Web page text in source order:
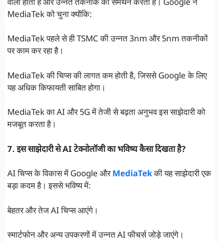
वाली होती हैं और उन्नत तकनीक का समर्थन करती हैं। Google ने
MediaTek को चुना क्योंकि:
MediaTek पहले से ही TSMC की उन्नत 3nm और 5nm तकनीकों
पर काम कर रहा है।
MediaTek की चिप्स की लागत कम होती है, जिससे Google के लिए
यह अधिक किफायती साबित होगा।
MediaTek का AI और 5G में तेजी से बढ़ता अनुभव इस साझेदारी को
मजबूत करता है।
7. इस साझेदारी से AI टेक्नोलॉजी का भविष्य कैसा दिखता है?
AI चिप्स के विकास में Google औरMediaTekकी यह साझेदारी एक
बड़ा कदम है। इससे भविष्य में:
बेहतर और तेज AI चिप्स आएंगे।
स्मार्टफोन और अन्य उपकरणों में उन्नत AI फीचर्स जोड़े जाएंगे।